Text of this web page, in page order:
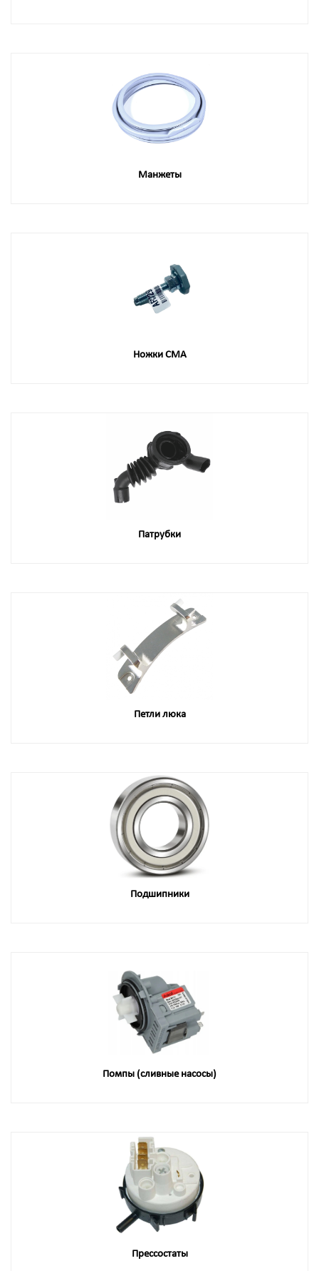
Манжеты
Ножки СМА
Патрубки
Петли люка
Подшипники
Помпы (сливные насосы)
Прессостаты